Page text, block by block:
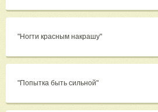
"Ногти красным накрашу"
"Попытка быть сильной"